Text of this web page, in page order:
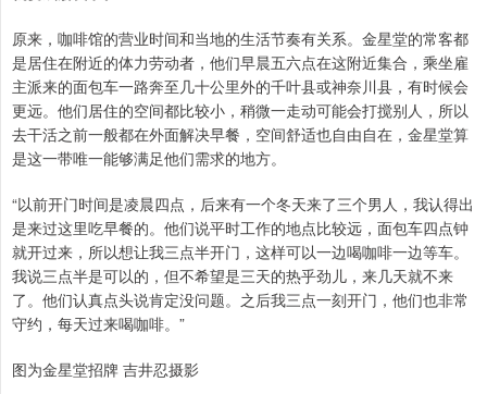
原来，咖啡馆的营业时间和当地的生活节奏有关系。金星堂的常客都
是居住在附近的体力劳动者，他们早晨五六点在这附近集合，乘坐雇
主派来的面包车一路奔至几十公里外的千叶县或神奈川县，有时候会
更远。他们居住的空间都比较小，稍微一走动可能会打搅别人，所以
去干活之前一般都在外面解决早餐，空间舒适也自由自在，金星堂算
是这一带唯一能够满足他们需求的地方。
“以前开门时间是凌晨四点，后来有一个冬天来了三个男人，我认得出
是来过这里吃早餐的。他们说平时工作的地点比较远，面包车四点钟
就开过来，所以想让我三点半开门，这样可以一边喝咖啡一边等车。
我说三点半是可以的，但不希望是三天的热乎劲儿，来几天就不来
了。他们认真点头说肯定没问题。之后我三点一刻开门，他们也非常
守约，每天过来喝咖啡。”
图为金星堂招牌 吉井忍摄影